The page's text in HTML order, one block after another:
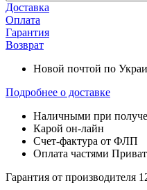
Доставка
Оплата
Гарантия
Возврат
Новой почтой по
Подробнее о доставке
Наличными при
Карой он-лайн
Счет-фактура от ФЛП
Оплата частями
Гарантия от производителя